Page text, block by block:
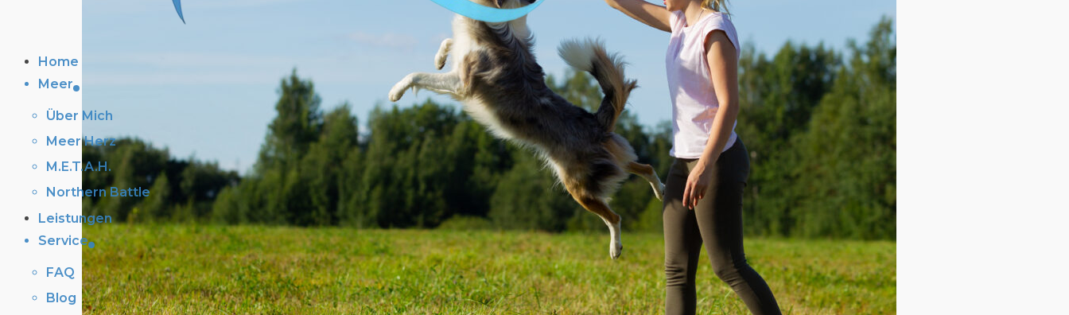
Home
Meer
Über Mich
Meer Herz
M.E.T.A.H.
Northern Battle
Leistungen
Service
FAQ
Blog